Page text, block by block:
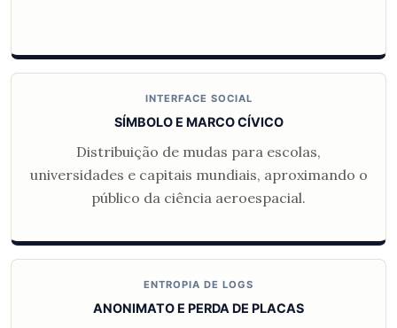
INTERFACE SOCIAL
SÍMBOLO E MARCO CÍVICO
Distribuição de mudas para escolas,
universidades e capitais mundiais, aproximando o
público da ciência aeroespacial.
ENTROPIA DE LOGS
ANONIMATO E PERDA DE PLACAS